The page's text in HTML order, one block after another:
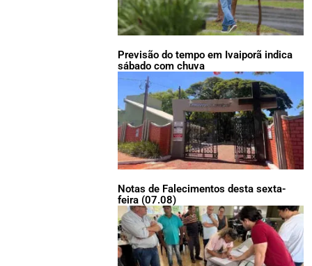
Previsão do tempo em Ivaiporã indica
sábado com chuva
Notas de Falecimentos desta sexta-
feira (07.08)